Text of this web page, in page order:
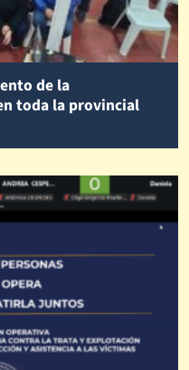
de la
toda la provincial